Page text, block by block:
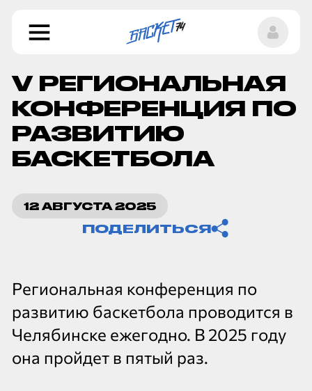
V РЕГИОНАЛЬНАЯ
КОНФЕРЕНЦИЯ ПО
РАЗВИТИЮ
БАСКЕТБОЛА
12 АВГУСТА 2025
ПОДЕЛИТЬСЯ
Региональная конференция по
развитию баскетбола проводится в
Челябинске ежегодно. В 2025 году
она пройдет в пятый раз.